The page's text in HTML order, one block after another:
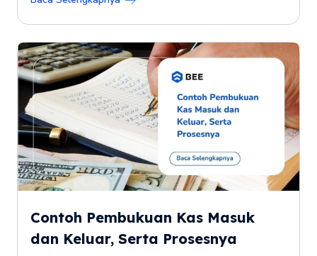
Contoh Pembukuan Kas Masuk
dan Keluar, Serta Prosesnya